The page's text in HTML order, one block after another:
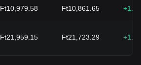
Ft10,979.58 Ft10,861.65
Ft21,959.15 Ft21,723.29